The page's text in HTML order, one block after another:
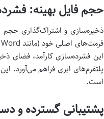
حجم فایل بهینه:
این فشرده‌سازی کارآمد، فضای
پلتفرم‌های ابری فراهم می‌آورد.
است.
پشتیبانی گسترده و